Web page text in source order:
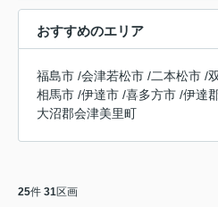
おすすめのエリア
福島市 /会津若松市 /二本松市 /
相馬市 /伊達市 /喜多方市 /伊達
大沼郡会津美里町
25件 31区画